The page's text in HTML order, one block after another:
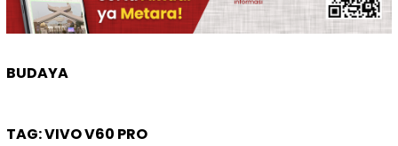
BUDAYA
TAG:VIVO V60 PRO